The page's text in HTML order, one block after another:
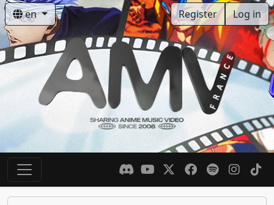
en Register Log in